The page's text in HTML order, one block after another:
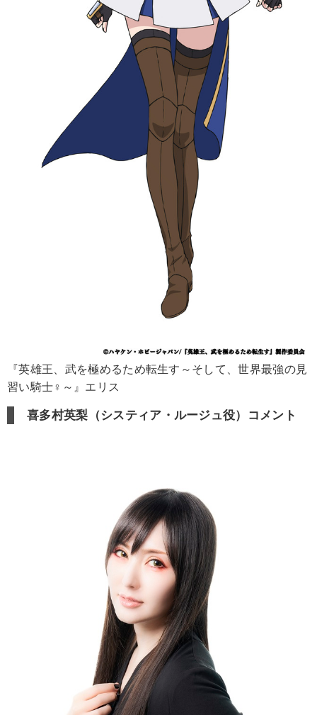
『英雄王、武を極めるため転生す～そして、世界最強の見
習い騎士♀～』エリス
喜多村英梨（システィア・ルージュ役）コメント